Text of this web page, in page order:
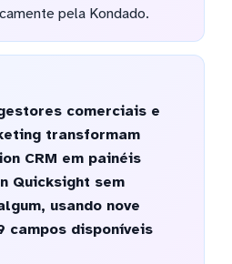
pela Kondado.
comerciais e
transformam
CRM em painéis
Quicksight sem
usando nove
campos disponíveis